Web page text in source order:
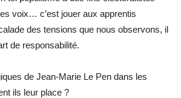
voix… c’est jouer aux apprentis
des tensions que nous observons, il
de responsabilité.
de Jean-Marie Le Pen dans les
ils leur place ?